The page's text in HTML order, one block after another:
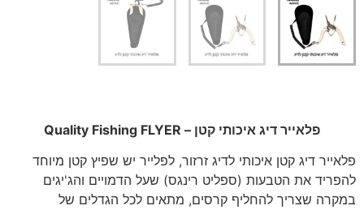
פלאייר דיג איכותי קטן – Quality Fishing FLYER
פלאייר דיג קטן איכותי לדיג זרזור, לפלייר יש שפיץ קטן מיוחד
להפריד את הטבעות (ספליט רינגס) שעל הדמויים והג'יגים
במקרה שצריך להחליף קרסים, מתאים לכל הגדלים של